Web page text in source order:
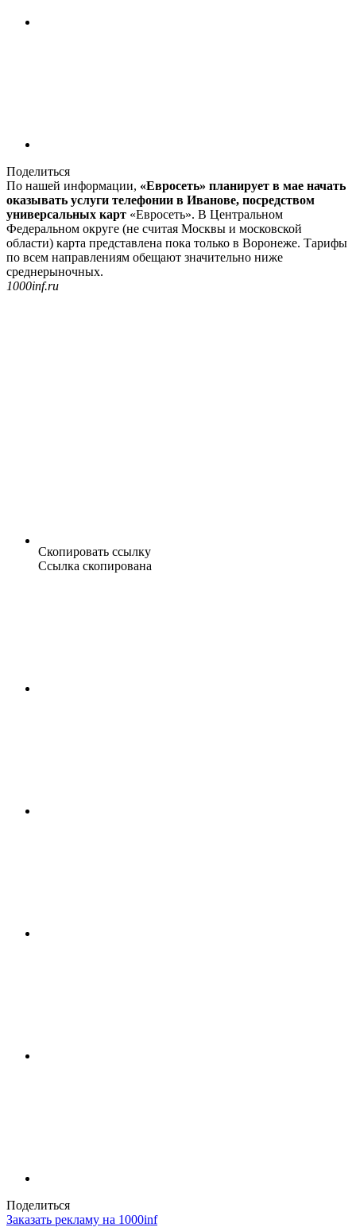
Поделиться
По нашей информации, «Евросеть» планирует в мае начать
оказывать услуги телефонии в Иванове, посредством
универсальных карт «Евросеть». В Центральном
Федеральном округе (не считая Москвы и московской
области) карта представлена пока только в Воронеже. Тарифы
по всем направлениям обещают значительно ниже
среднерыночных.
1000inf.ru
Скопировать ссылку
Ссылка скопирована
Поделиться
Заказать рекламу на 1000inf